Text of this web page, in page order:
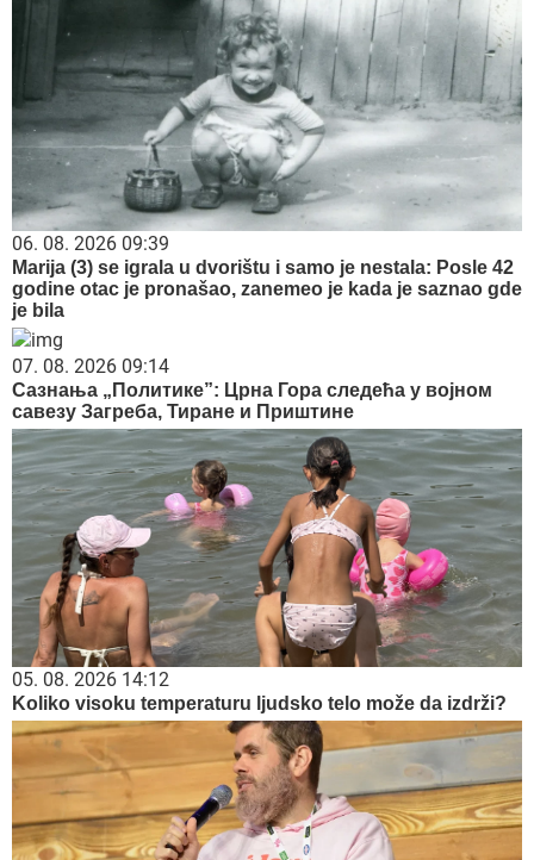
06. 08. 2026 09:39
Marija (3) se igrala u dvorištu i samo je nestala: Posle 42
godine otac je pronašao, zanemeo je kada je saznao gde
je bila
07. 08. 2026 09:14
Сазнања „Политике”: Црна Гора следећа у војном
савезу Загреба, Тиране и Приштине
05. 08. 2026 14:12
Koliko visoku temperaturu ljudsko telo može da izdrži?